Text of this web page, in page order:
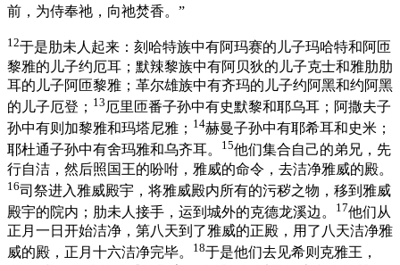
前，为侍奉祂，向祂焚香。”
12于是肋未人起来：刻哈特族中有阿玛赛的儿子玛哈特和阿匝
黎雅的儿子约厄耳；默辣黎族中有阿贝狄的儿子克士和雅肋肋
耳的儿子阿匝黎雅；革尔雄族中有齐玛的儿子约阿黑和约阿黑
的儿子厄登； 13 厄里匝番子孙中有史默黎和耶乌耳；阿撒夫子
孙中有则加黎雅和玛塔尼雅； 14赫曼子孙中有耶希耳和史米；
耶杜通子孙中有舍玛雅和乌齐耳。
15他们集合自己的弟兄，先
行自洁，然后照国王的吩咐，雅威的命令，去洁净雅威的殿。
16司祭进入雅威殿宇，将雅威殿内所有的污秽之物，移到雅威
殿宇的院内；肋未人接手，运到城外的克德龙溪边。
17他们从
正月一日开始洁净，第八天到了雅威的正殿，用了八天洁净雅
威的殿，正月十六洁净完毕。
18于是他们去见希则克雅王，